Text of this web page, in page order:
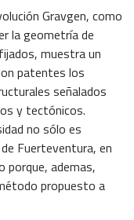
Gravgen, como
la geometría de
muestra un
patentes los
señalados
y tectónicos.
no sólo es
Fuerteventura, en
porque, ademas,
propuesto a